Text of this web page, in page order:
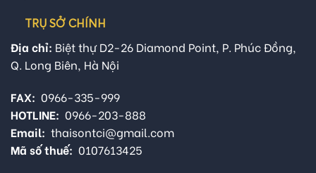
TRỤ SỞ CHÍNH
Địa chỉ: Biệt thự D2-26 Diamond Point, P. Phúc Đồng,
Q. Long Biên, Hà Nội
FAX: 0966-335-999
HOTLINE: 0966-203-888
Email: thaisontci@gmail.com
Mã số thuế: 0107613425